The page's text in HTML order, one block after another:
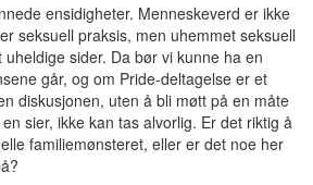
ensidigheter. Menneskeverd er ikke
seksuell praksis, men uhemmet seksuell
sider. Da bør vi kunne ha en
går, og om Pride-deltagelse er et
diskusjonen, uten å bli møtt på en måte
sier, ikke kan tas alvorlig. Er det riktig å
familiemønsteret, eller er det noe her